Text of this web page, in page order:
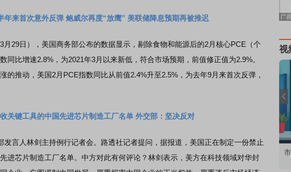
年来首次意外反弹 鲍威尔再度“放鹰” 美联储降息预期再被推迟
29日），美国商务部公布的数据显示，剔除食物和能源后的2月核心PCE（个
同比增速2.8%，为2021年3月以来新低，符合市场预期，前值修正值为2.9%。
的推动，美国2月PCE指数同比从前值2.4%升至2.5%，为去年9月来首次反弹，
关键工具的中国先进芯片制造工厂名单 外交部：坚决反对
言人林剑主持例行记者会。路透社记者提问，据报道，美国正在制定一份禁止
进芯片制造工厂名单。中方对此有何评论？林剑表示，美方在科技领域对华封
视
知识通识：从基础认知到特色品种 了解北交所知识 做理性投资者